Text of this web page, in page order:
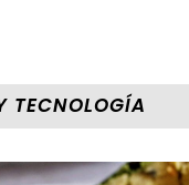
TECNOLOGÍA